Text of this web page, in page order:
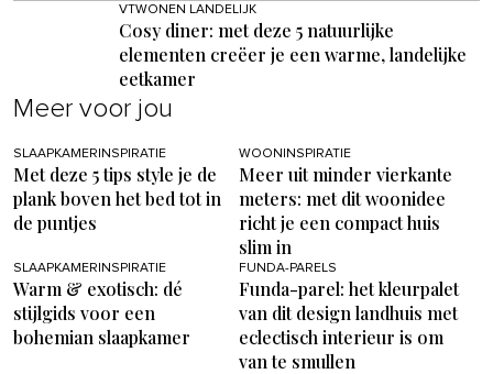
VTWONEN LANDELIJK
Cosy diner: met deze 5 natuurlijke
elementen creëer je een warme, landelijke
eetkamer
Meer voor jou
SLAAPKAMERINSPIRATIE
Met deze 5 tips style je de
plank boven het bed tot in
de puntjes
WOONINSPIRATIE
Meer uit minder vierkante
meters: met dit woonidee
richt je een compact huis
slim in
SLAAPKAMERINSPIRATIE
Warm & exotisch: dé
stijlgids voor een
bohemian slaapkamer
FUNDA-PARELS
Funda-parel: het kleurpalet
van dit design landhuis met
eclectisch interieur is om
van te smullen